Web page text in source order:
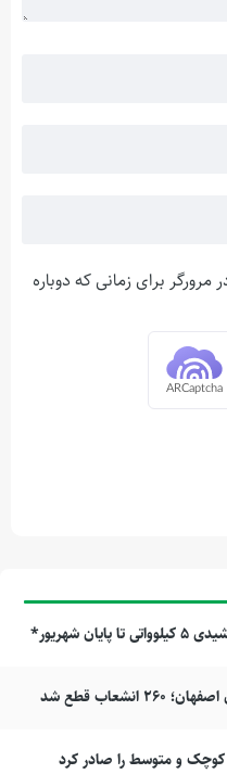
برای زمانی که دوباره
ARCaptcha
قطع شد
کوچک و متوسط را صادر کرد